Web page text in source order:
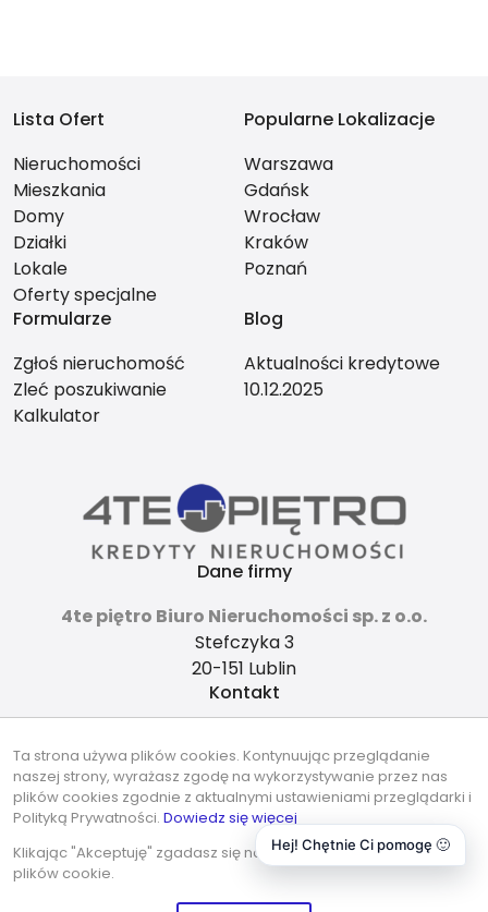
Lista Ofert
Nieruchomości
Mieszkania
Domy
Działki
Lokale
Oferty specjalne
Popularne Lokalizacje
Warszawa
Gdańsk
Wrocław
Kraków
Poznań
Formularze
Zgłoś nieruchomość
Zleć poszukiwanie
Kalkulator
Blog
Aktualności kredytowe
10.12.2025
Dane firmy
4te piętro Biuro Nieruchomości sp. z o.o.
Stefczyka 3
20-151 Lublin
Kontakt
737-490-490
Znajdziesz nas tu
Ta strona używa plików cookies. Kontynuując przeglądanie
naszej strony, wyrażasz zgodę na wykorzystywanie przez nas
plików cookies zgodnie z aktualnymi ustawieniami przeglądarki i
Polityką Prywatności. Dowiedz się więcej
Klikając "Akceptuję" zgadasz się na wykorzystywanie przez nas
plików cookie.
Hej! Chętnie Ci pomogę 🙂